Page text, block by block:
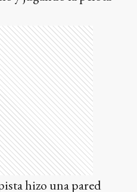
hizo una pared
Walter Bou y, al
de la marca con
y remató bajo y